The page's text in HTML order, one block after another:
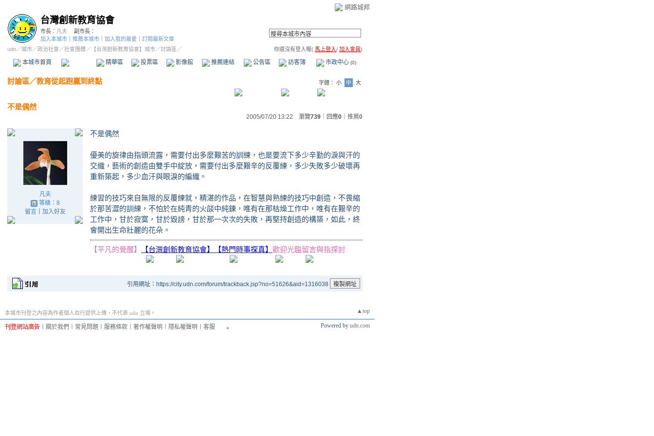
網路城邦
台灣創新教育協會
市長： 凡夫
副市長：
加入本城市
推薦本城市 加入我的最愛
訂閱最新文章
udn／城市／政治社會 ／社會團體／ 【台灣創新教育協會】城市／討論區／ 你還沒有登入喔( 馬上登入/ 加入會員)
本城市首頁 精華區 投票區 影像館 推薦連結 公告區 訪客簿 市政中心 (0)
討論區／教育從起跑贏到終點 字體： 小 中 大
不是偶然
2005/07/20 13:22 瀏覽739 ｜回應0 推薦0
凡夫
等級：8
留言｜ 加入好友
不是偶然
優美的旋律由指頭流露，需要付出多麼艱苦的訓練，也是要流下多少辛勤的淚與汗的
交織，藝術的創造由雙手中綻放，需要付出多麼艱辛的反覆練，多少失敗多少破壞再
重新築起，多少血汗與眼淚的編織。
練習的技巧來自無限的反覆練就，精湛的作品，在智慧與熟練的技巧中創造，不畏縮
於那苦澀的訓練，不怕於在純青的火燄中純鍊，唯有在那枯燥工作中，唯有在艱辛的
工作中，甘於寂寞，甘於毀謗，甘於那一次次的失敗，再堅持創造的構築，如此，終
會開出生命壯麗的花朵。
【平凡的覺醒】 【台灣創新教育協會】 【熱門時事探真】 歡迎光臨留言與指探討
引用網址：https://city.udn.com/forum/trackback.jsp?no=51626&aid=1316038
▲top
本城市刊登之內容為作者個人自行提供上傳，不代表 udn 立場。
刊登網站廣告 關於我們 常見問題 服務條款 著作權聲明 隱私權聲明 客服 Powered by udn.com